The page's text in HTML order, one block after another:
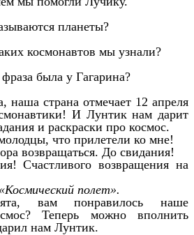
планеты?
космонавтов мы узнали?
была у Гагарина?
наша страна отмечает 12 апреля
И Лунтик нам дарит
и раскраски про космос.
что прилетели ко мне!
возвращаться. До свидания!
Счастливого возвращения на
полет».
вам понравилось наше
Теперь можно вполнить
нам Лунтик.